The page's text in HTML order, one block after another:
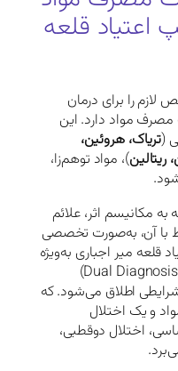
اعتیاد قلعه
را برای درمان
مصرف مواد دارد. این
(تریاک، هروئین،
ریتالین)، مواد توهم‌زا،
به مکانیسم اثر، علائم
با آن، به‌صورت تخصصی
میر اجباری به‌ویژه
در درمان موارد “تشخیص دوگانه” (Dual Diagnosis)
اطلاق می‌شود. که
و یک اختلال
اختلال دوقطبی،